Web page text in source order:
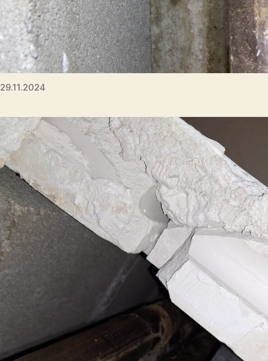
29.11.2024